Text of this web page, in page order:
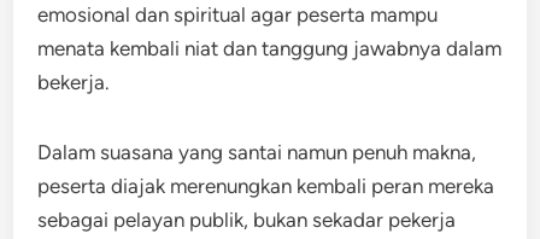
emosional dan spiritual agar peserta mampu
menata kembali niat dan tanggung jawabnya dalam
bekerja.
Dalam suasana yang santai namun penuh makna,
peserta diajak merenungkan kembali peran mereka
sebagai pelayan publik, bukan sekadar pekerja